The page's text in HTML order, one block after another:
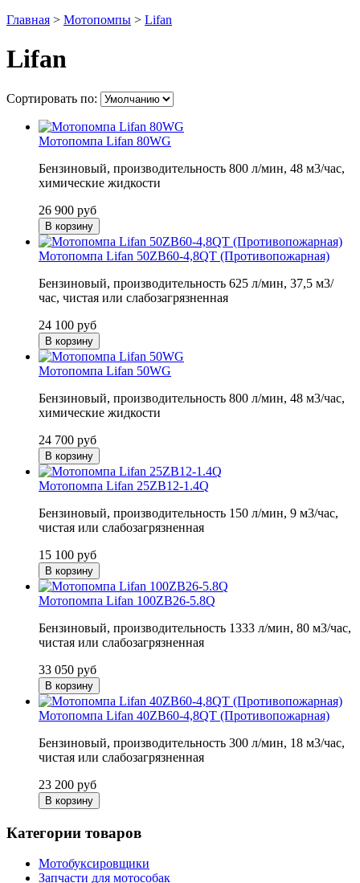
Главная > Мотопомпы > Lifan
Lifan
Сортировать по:
Мотопомпа Lifan 80WG
Бензиновый, производительность 800 л/мин, 48 м3/час,
химические жидкости
26 900 руб
В корзину
Мотопомпа Lifan 50ZB60-4,8QT (Противопожарная)
Бензиновый, производительность 625 л/мин, 37,5 м3/
час, чистая или слабозагрязненная
24 100 руб
В корзину
Мотопомпа Lifan 50WG
Бензиновый, производительность 800 л/мин, 48 м3/час,
химические жидкости
24 700 руб
В корзину
Мотопомпа Lifan 25ZB12-1.4Q
Бензиновый, производительность 150 л/мин, 9 м3/час,
чистая или слабозагрязненная
15 100 руб
В корзину
Мотопомпа Lifan 100ZB26-5.8Q
Бензиновый, производительность 1333 л/мин, 80 м3/час,
чистая или слабозагрязненная
33 050 руб
В корзину
Мотопомпа Lifan 40ZB60-4,8QT (Противопожарная)
Бензиновый, производительность 300 л/мин, 18 м3/час,
чистая или слабозагрязненная
23 200 руб
В корзину
Категории товаров
Мотобуксировщики
Запчасти для мотособак